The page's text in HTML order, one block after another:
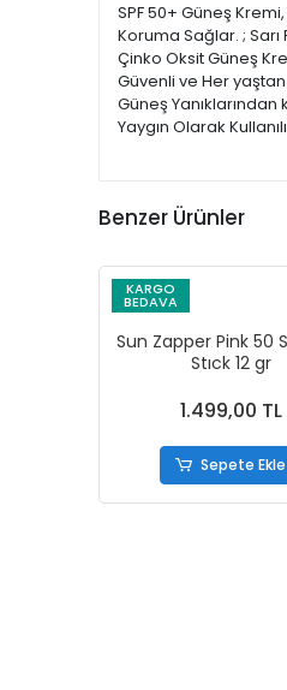
SPF 50+ Güneş
Koruma Sağlar. ;
Çinko Oksit Güneş
Güvenli ve Her
Güneş
Yaygın Olarak
Benzer Ürünler
KARGO
BEDAVA
Sun Zapper Pink 50
Stıck 12 gr
1.499,00 TL
Sepete Ekle